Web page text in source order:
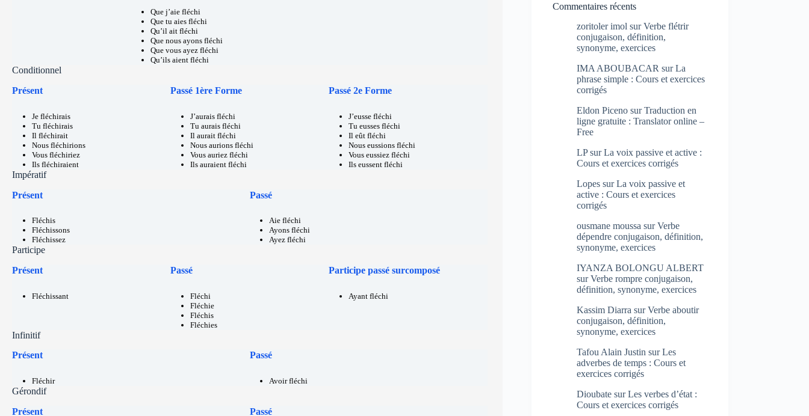
Que j’aie fléchi
Que tu aies fléchi
Qu’il ait fléchi
Que nous ayons fléchi
Que vous ayez fléchi
Qu’ils aient fléchi
Conditionnel
Présent
Je fléchirais
Tu fléchirais
Il fléchirait
Nous fléchirions
Vous fléchiriez
Ils fléchiraient
Passé 1ère Forme
J’aurais fléchi
Tu aurais fléchi
Il aurait fléchi
Nous aurions fléchi
Vous auriez fléchi
Ils auraient fléchi
Passé 2e Forme
J’eusse fléchi
Tu eusses fléchi
Il eût fléchi
Nous eussions fléchi
Vous eussiez fléchi
Ils eussent fléchi
Impératif
Présent
Fléchis
Fléchissons
Fléchissez
Passé
Aie fléchi
Ayons fléchi
Ayez fléchi
Participe
Présent
Fléchissant
Passé
Fléchi
Fléchie
Fléchis
Fléchies
Participe passé surcomposé
Ayant fléchi
Infinitif
Présent
Fléchir
Passé
Avoir fléchi
Gérondif
Présent Passé
Commentaires récents
zoritoler imol surVerbe flétrir
conjugaison, définition,
synonyme, exercices
IMA ABOUBACAR surLa
phrase simple : Cours et exercices
corrigés
Eldon Piceno surTraduction en
ligne gratuite : Translator online –
Free
LPsurLa voix passive et active :
Cours et exercices corrigés
Lopes surLa voix passive et
active : Cours et exercices
corrigés
ousmane moussa surVerbe
dépendre conjugaison, définition,
synonyme, exercices
IYANZA BOLONGU ALBERT
surVerbe rompre conjugaison,
définition, synonyme, exercices
Kassim Diarra surVerbe aboutir
conjugaison, définition,
synonyme, exercices
Tafou Alain Justin surLes
adverbes de temps : Cours et
exercices corrigés
Dioubate surLes verbes d’état :
Cours et exercices corrigés